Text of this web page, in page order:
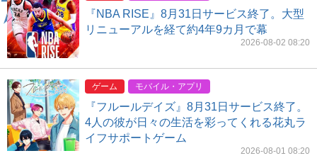
『NBA RISE』8月31日サービス終了。大型
リニューアルを経て約4年9カ月で幕
2026-08-02 08:20
ゲーム モバイル・アプリ
『フルールデイズ』8月31日サービス終了。
4人の彼が日々の生活を彩ってくれる花丸ラ
イフサポートゲーム
2026-08-01 08:20